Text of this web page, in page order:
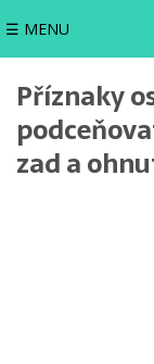
☰ MENU
Příznaky
zad a